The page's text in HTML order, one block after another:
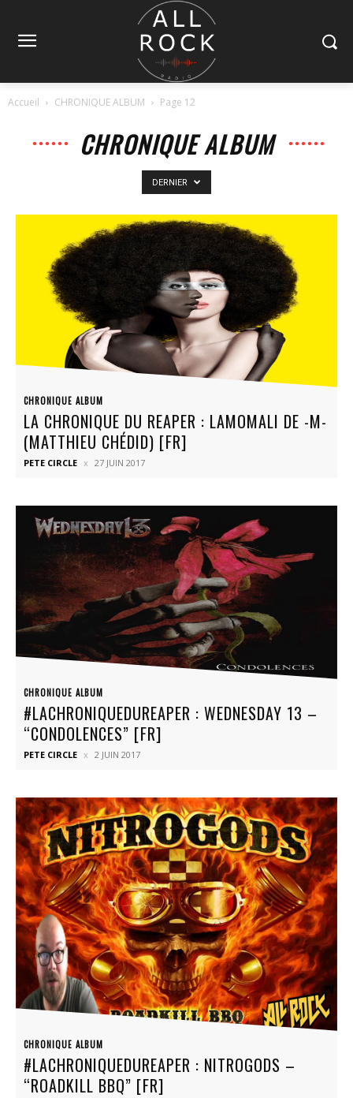
Accueil CHRONIQUE ALBUM Page 12
CHRONIQUE ALBUM
DERNIER
CHRONIQUE ALBUM
LA CHRONIQUE DU REAPER : LAMOMALI DE -M-
(MATTHIEU CHÉDID) [FR]
PETE CIRCLE 27 JUIN 2017
CHRONIQUE ALBUM
#LACHRONIQUEDUREAPER : WEDNESDAY 13 –
“CONDOLENCES” [FR]
PETE CIRCLE 2 JUIN 2017
CHRONIQUE ALBUM
#LACHRONIQUEDUREAPER : NITROGODS –
“ROADKILL BBQ” [FR]